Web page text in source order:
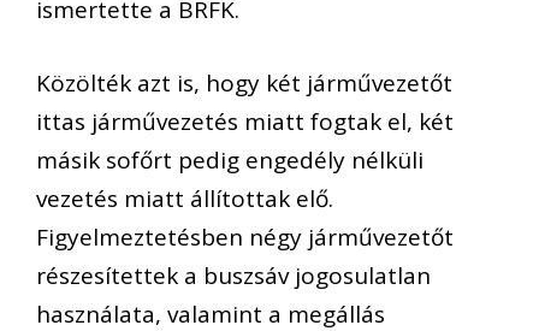
ismertette a BRFK.
Közölték azt is, hogy két járművezetőt
ittas járművezetés miatt fogtak el, két
másik sofőrt pedig engedély nélküli
vezetés miatt állítottak elő.
Figyelmeztetésben négy járművezetőt
részesítettek a buszsáv jogosulatlan
használata, valamint a megállás